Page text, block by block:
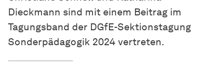
Dieckmann sind mit einem Beitrag im
Tagungsband der DGfE-Sektionstagung
Sonderpädagogik 2024 vertreten.